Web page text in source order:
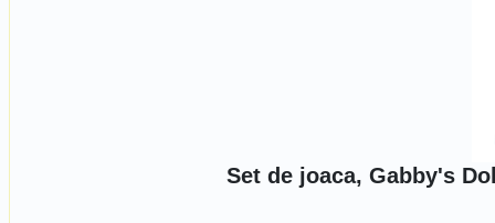
Set de joaca, Gabby's